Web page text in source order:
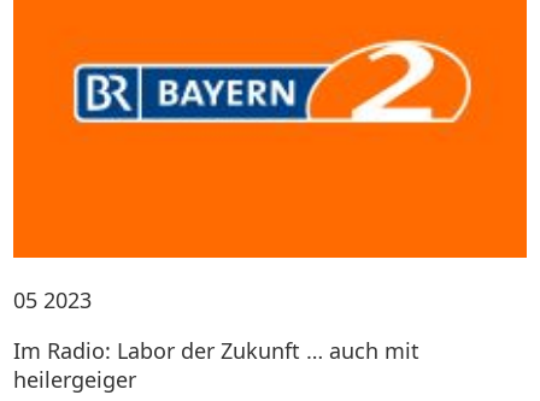
05 2023
Im Radio: Labor der Zukunft … auch mit
heilergeiger